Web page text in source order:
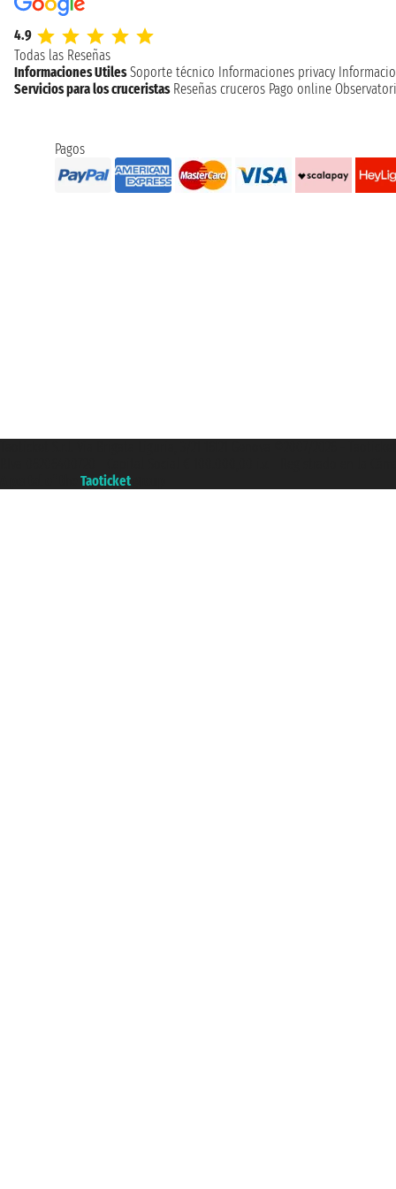
4.9
Todas las Reseñas
Informaciones Utiles Soporte técnico Informaciones privacy
Servicios para los cruceristas Reseñas cruceros Pago online
Pagos
Taoticket